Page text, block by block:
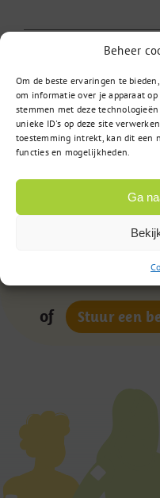
Beheer
Om de beste ervaringen te
om informatie over je apparaat
stemmen met deze
unieke ID's op deze site
toestemming intrekt, kan dit een
functies en mogelijkheden.
Ga
Vragen?
085 –
Op werkdagen
of Stuur een